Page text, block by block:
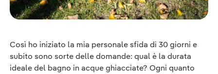
Così ho iniziato la mia personale sfida di 30 giorni e
subito sono sorte delle domande: qual è la durata
ideale del bagno in acque ghiacciate? Ogni quanto